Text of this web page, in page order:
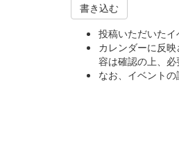
書き込む
投稿いただいたイ
カレンダーに反
容は確認の上、
なお、イベント